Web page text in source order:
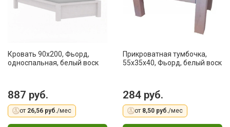
Кровать 90x200, Фьорд,
односпальная, белый воск
887 руб.
от 26,56 руб./мес
Прикроватная тумбочка,
55x35x40, Фьорд, белый воск
284 руб.
от 8,50 руб./мес